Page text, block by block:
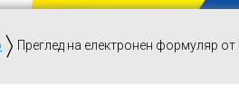
Преглед на електронен формуляр